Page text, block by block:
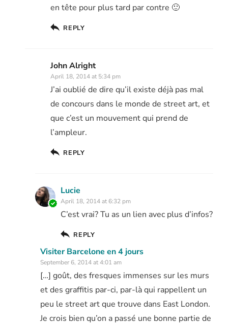
en tête pour plus tard par contre 🙂
REPLY
John Alright
April 18, 2014 at 5:34 pm
J’ai oublié de dire qu’il existe déjà pas mal
de concours dans le monde de street art, et
que c’est un mouvement qui prend de
l’ampleur.
REPLY
Lucie
April 18, 2014 at 6:32 pm
C’est vrai? Tu as un lien avec plus d’infos?
REPLY
Visiter Barcelone en 4 jours
September 6, 2014 at 4:01 am
[…] goût, des fresques immenses sur les murs
et des graffitis par-ci, par-là qui rappellent un
peu le street art que trouve dans East London.
Je crois bien qu’on a passé une bonne partie de